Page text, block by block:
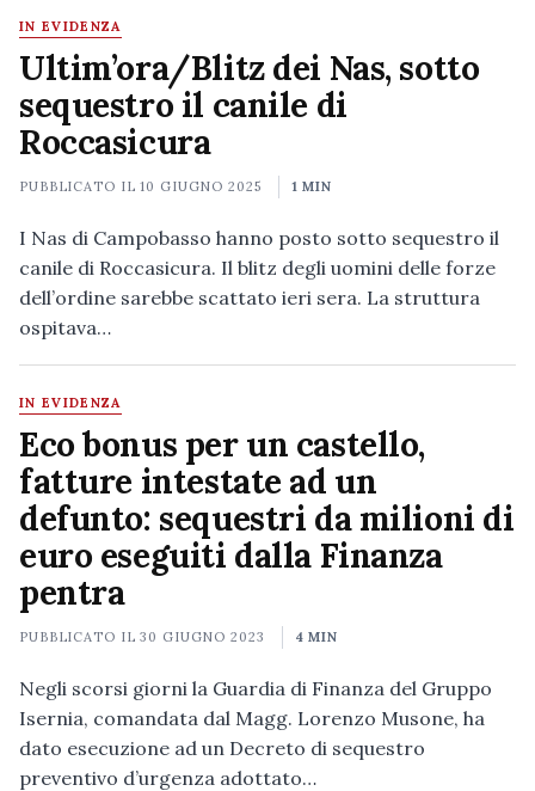
IN EVIDENZA
Ultim’ora/Blitz dei Nas, sotto
sequestro il canile di
Roccasicura
PUBBLICATO IL10 GIUGNO 2025 1 MIN
I Nas di Campobasso hanno posto sotto sequestro il
canile di Roccasicura. Il blitz degli uomini delle forze
dell’ordine sarebbe scattato ieri sera. La struttura
ospitava…
IN EVIDENZA
Eco bonus per un castello,
fatture intestate ad un
defunto: sequestri da milioni di
euro eseguiti dalla Finanza
pentra
PUBBLICATO IL30 GIUGNO 2023 4 MIN
Negli scorsi giorni la Guardia di Finanza del Gruppo
Isernia, comandata dal Magg. Lorenzo Musone, ha
dato esecuzione ad un Decreto di sequestro
preventivo d’urgenza adottato…